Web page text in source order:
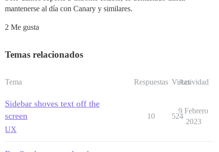
mantenerse al día con Canary y similares.
2 Me gusta
Temas relacionados
Tema Respuestas Vistas
Actividad
Sidebar shoves text off the
screen
UX
10 524
9 Febrero
2023